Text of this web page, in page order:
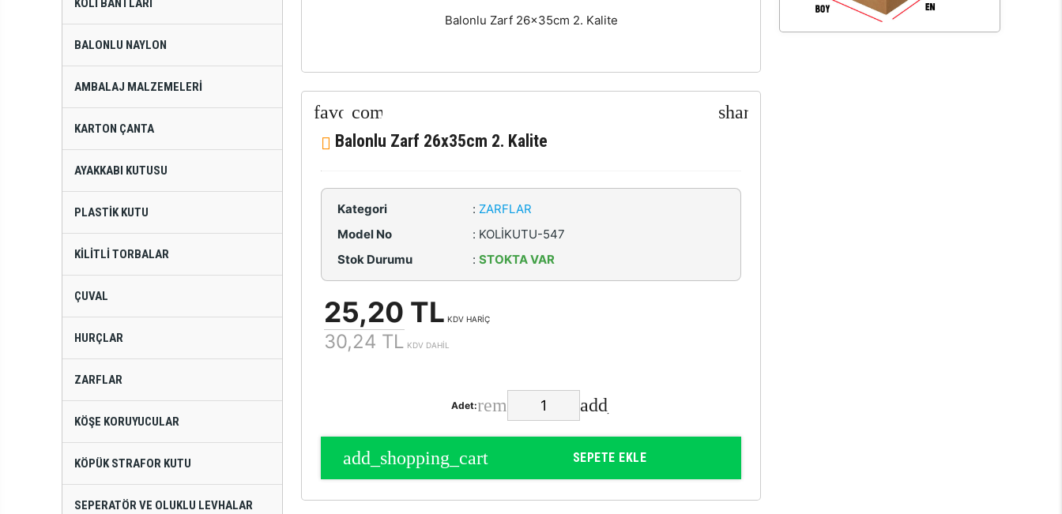
KOLI BANTLARI
BALONLU NAYLON
AMBALAJ MALZEMELERI
KARTON ÇANTA
AYAKKABI KUTUSU
PLASTIK KUTU
KILITLI TORBALAR
ÇUVAL
HURÇLAR
ZARFLAR
KÖŞE KORUYUCULAR
KÖPÜK STRAFOR KUTU
SEPERATÖR VE OLUKLU LEVHALAR
Balonlu Zarf 26x35cm 2. Kalite
Balonlu Zarf 26x35cm 2. Kalite
Kategori : ZARFLAR
Model No
: KOLİKUTU-547
Stok Durumu
: STOKTA VAR
25,20 TL KDV HARİÇ
30,24 TL KDV DAHİL
Adet:
SEPETE EKLE